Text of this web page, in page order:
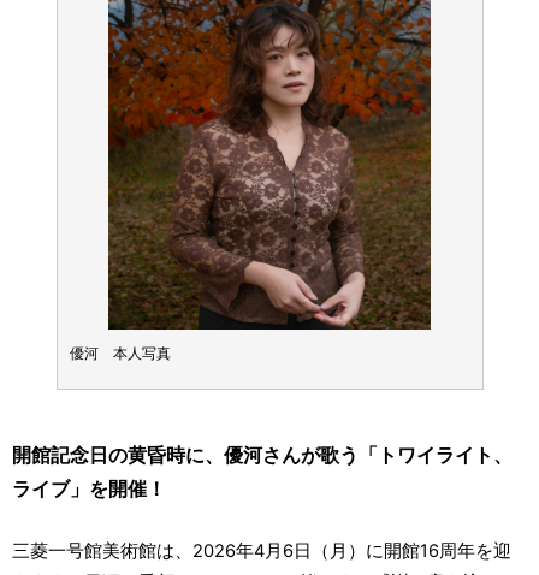
優河 本人写真
開館記念日の黄昏時に、優河さんが歌う「トワイライト、
ライブ」を開催！
三菱一号館美術館は、2026年4月6日（月）に開館16周年を迎